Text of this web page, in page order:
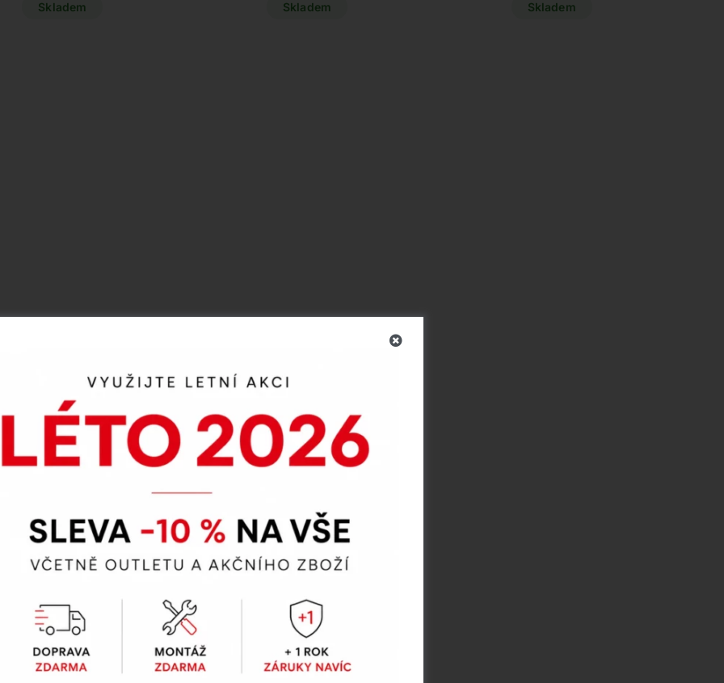
podnoži je k dispozici
Skladem
skladem za akční cenu 94.990 Kč.
Skladem Skladem